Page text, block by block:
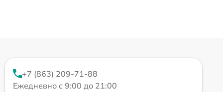
+7 (863) 209-71-88
Ежедневно с 9:00 до 21:00